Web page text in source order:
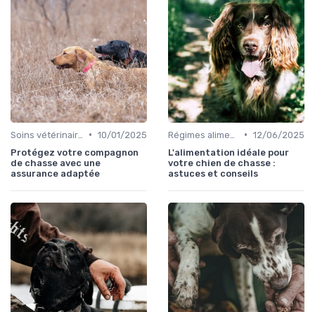
• 10/01/2025
Protégez votre compagnon
de chasse avec une
assurance adaptée
• 12/06/2025
L'alimentation idéale pour
votre chien de chasse :
astuces et conseils